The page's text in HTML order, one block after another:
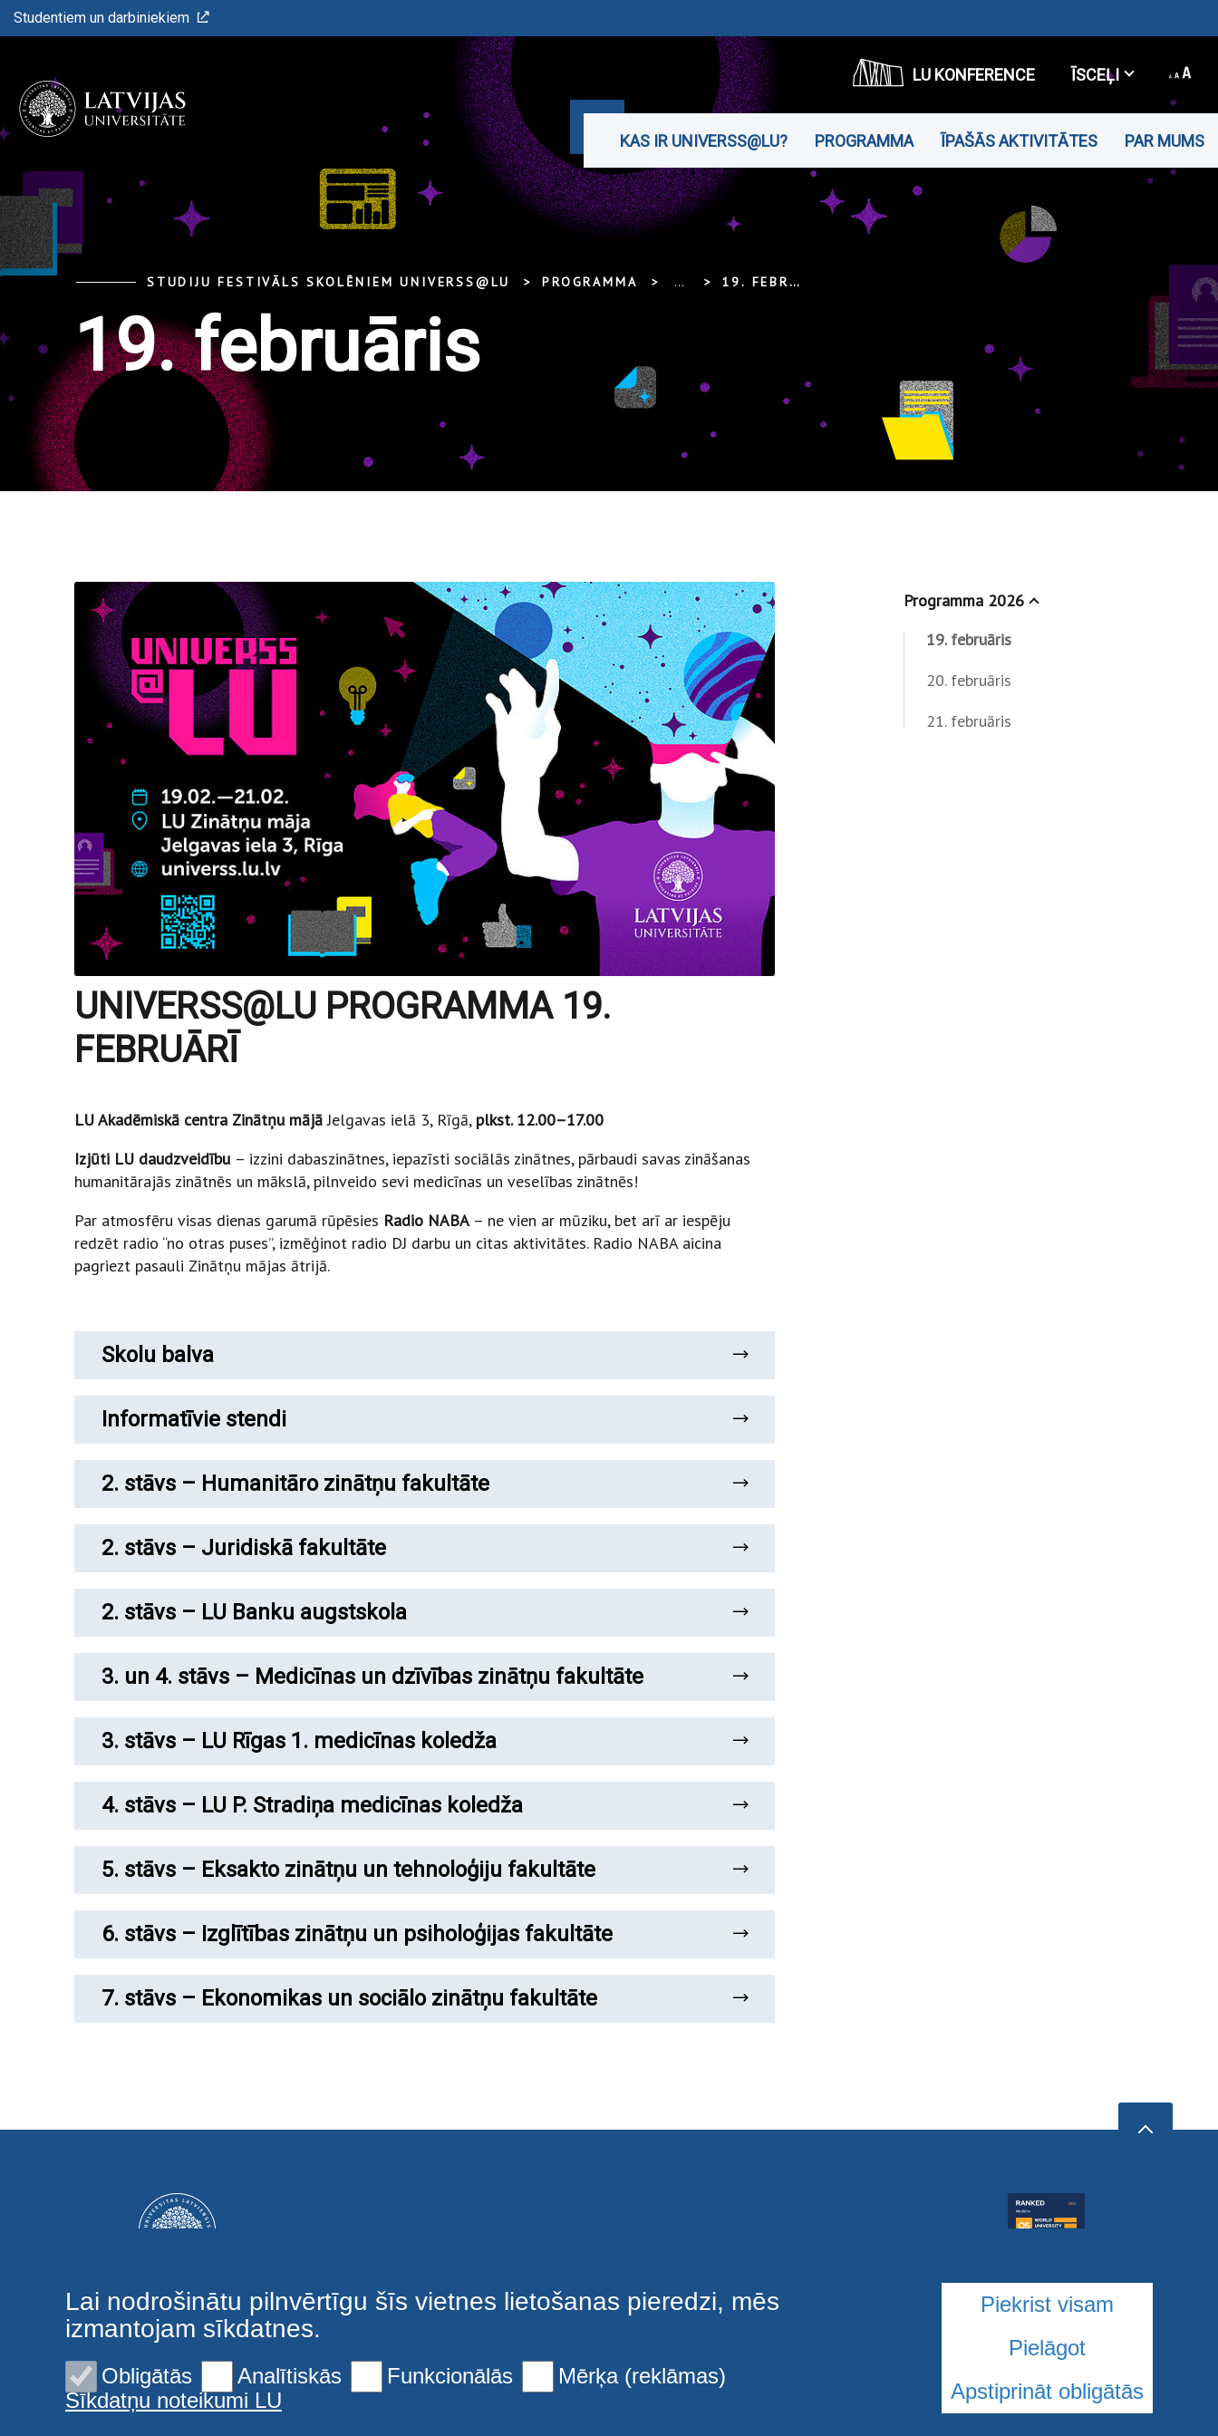
Studentiem un darbiniekiem
LU KONFERENCE ĪSCEĻI
KAS IR UNIVERSS@LU? PROGRAMMA ĪPAŠĀS AKTIVITĀTES PAR MUMS
STUDIJU FESTIVĀLS SKOLĒNIEM UNIVERSS@LU PROGRAMMA ... 19. FEBRUĀRIS
19. februāris
UNIVERSS@LU PROGRAMMA 19.
FEBRUĀRĪ
LU Akadēmiskā centra Zinātņu mājāJelgavas ielā 3, Rīgā, plkst. 12.00–17.00
Izjūti LU daudzveidību – izzini dabaszinātnes, iepazīsti sociālās zinātnes, pārbaudi savas zināšanas
humanitārajās zinātnēs un mākslā, pilnveido sevi medicīnas un veselības zinātnēs!
Par atmosfēru visas dienas garumā rūpēsies Radio NABA– ne vien ar mūziku, bet arī ar iespēju
redzēt radio “no otras puses”, izmēģinot radio DJ darbu un citas aktivitātes. Radio NABA aicina
pagriezt pasauli Zinātņu mājas ātrijā.
Skolu balva
Informatīvie stendi
2. stāvs – Humanitāro zinātņu fakultāte
2. stāvs – Juridiskā fakultāte
2. stāvs – LU Banku augstskola
3. un 4. stāvs – Medicīnas un dzīvības zinātņu fakultāte
3. stāvs – LU Rīgas 1. medicīnas koledža
4. stāvs – LU P. Stradiņa medicīnas koledža
5. stāvs – Eksakto zinātņu un tehnoloģiju fakultāte
6. stāvs – Izglītības zinātņu un psiholoģijas fakultāte
7. stāvs – Ekonomikas un sociālo zinātņu fakultāte
Programma 2026
19. februāris
20. februāris
21. februāris
© 2026 Latvijas Universitāte. Visas tiesības aizsargātas
Lai nodrošinātu pilnvērtīgu šīs vietnes lietošanas pieredzi, mēs
izmantojam sīkdatnes.
Obligātās Analītiskās Funkcionālās
Mērķa (reklāmas)
Sīkdatņu noteikumi LU
Piekrist visam
Pielāgot
Apstiprināt obligātās